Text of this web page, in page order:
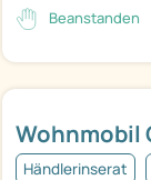
Wohnmobil
Händlerinserat
Beanstanden